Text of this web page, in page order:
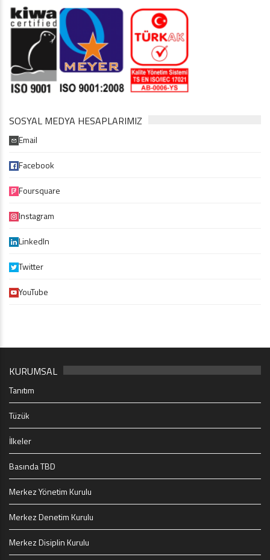
SOSYAL MEDYA HESAPLARIMIZ
Email
Facebook
Foursquare
Instagram
LinkedIn
Twitter
YouTube
KURUMSAL
Tanıtım
Tüzük
İlkeler
Basında TBD
Merkez Yönetim Kurulu
Merkez Denetim Kurulu
Merkez Disiplin Kurulu